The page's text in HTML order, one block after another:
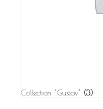
Collection "Gustav" (3)